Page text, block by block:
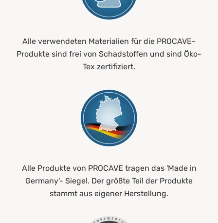
Alle verwendeten Materialien für die PROCAVE-
Produkte sind frei von Schadstoffen und sind Öko-
Tex zertifiziert.
Alle Produkte von PROCAVE tragen das 'Made in
Germany'- Siegel. Der größte Teil der Produkte
stammt aus eigener Herstellung.